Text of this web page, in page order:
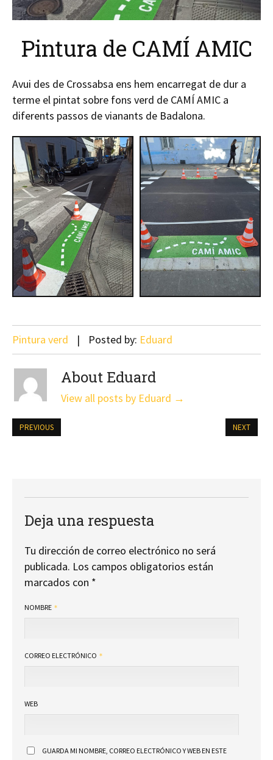
Pintura de CAMÍ AMIC
Avui des de Crossabsa ens hem encarregat de dur a
terme el pintat sobre fons verd de CAMÍ AMIC a
diferents passos de vianants de Badalona.
Pintura verd Posted by: Eduard
About Eduard
View all posts by Eduard →
PREVIOUS NEXT
Deja una respuesta
Tu dirección de correo electrónico no será
publicada. Los campos obligatorios están
marcados con *
NOMBRE
CORREO ELECTRÓNICO
WEB
GUARDA MI NOMBRE, CORREO ELECTRÓNICO Y WEB EN ESTE